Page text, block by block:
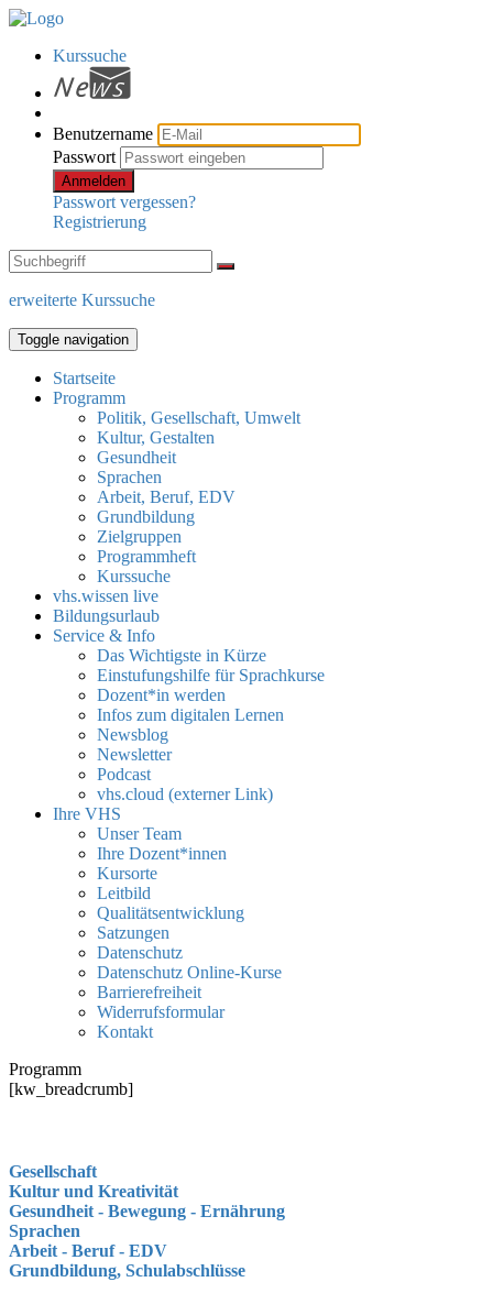
Kurssuche
Benutzername
Passwort
Anmelden
Passwort vergessen?
Registrierung
erweiterte Kurssuche
Toggle navigation
Startseite
Programm
Politik, Gesellschaft, Umwelt
Kultur, Gestalten
Gesundheit
Sprachen
Arbeit, Beruf, EDV
Grundbildung
Zielgruppen
Programmheft
Kurssuche
vhs.wissen live
Bildungsurlaub
Service & Info
Das Wichtigste in Kürze
Einstufungshilfe für Sprachkurse
Dozent*in werden
Infos zum digitalen Lernen
Newsblog
Newsletter
Podcast
vhs.cloud (externer Link)
Ihre VHS
Unser Team
Ihre Dozent*innen
Kursorte
Leitbild
Qualitätsentwicklung
Satzungen
Datenschutz
Datenschutz Online-Kurse
Barrierefreiheit
Widerrufsformular
Kontakt
Programm
[kw_breadcrumb]
Gesellschaft
Kultur und Kreativität
Gesundheit - Bewegung - Ernährung
Sprachen
Arbeit - Beruf - EDV
Grundbildung, Schulabschlüsse